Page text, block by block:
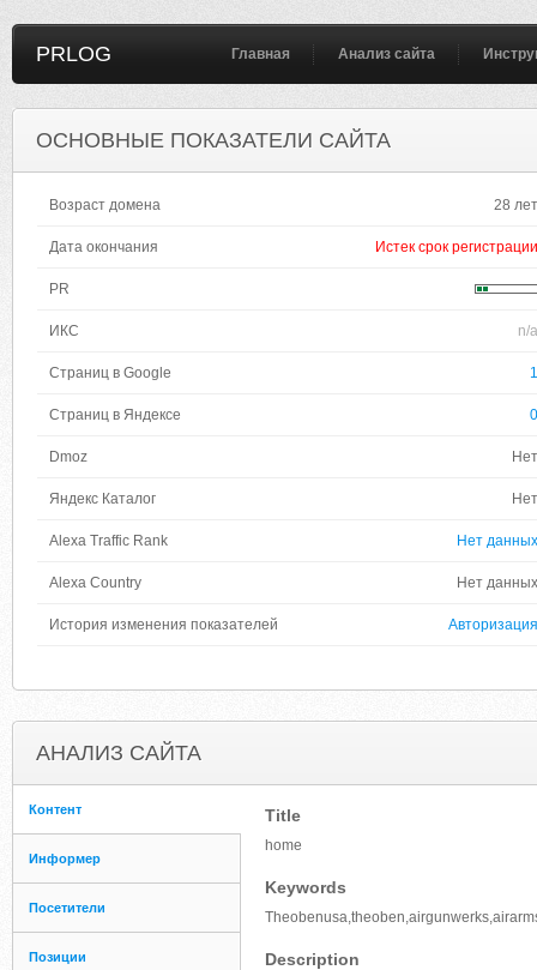
PRLOG Главная Анализ сайта
ОСНОВНЫЕ ПОКАЗАТЕЛИ САЙТА
Возраст домена 28 лет
Дата окончания Истек срок регистрации
PR
ИКС n/a
Страниц в Google 1
Страниц в Яндексе 0
Dmoz Нет
Яндекс Каталог Нет
Alexa Traffic Rank Нет данных
Alexa Country Нет данных
История изменения показателей Авторизация
АНАЛИЗ САЙТА
Контент
Информер
Посетители
Позиции
Title
home
Keywords
Description